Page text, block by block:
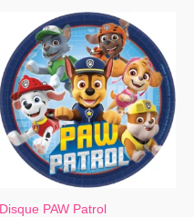
Disque PAW Patrol
Plage
de
prix :
€5.50
à
€7.50